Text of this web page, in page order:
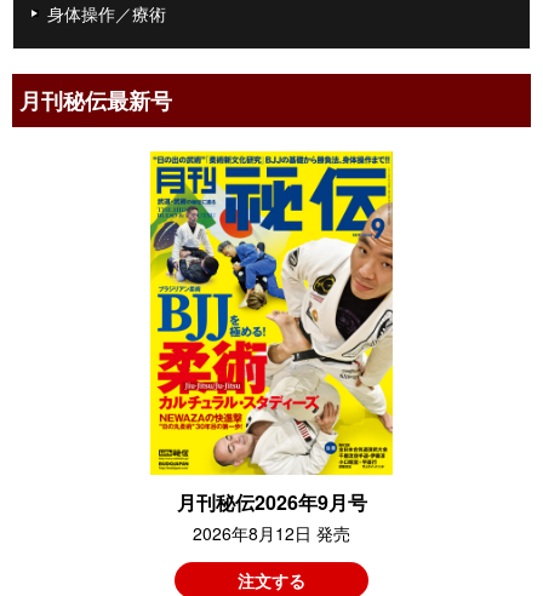
身体操作／療術
月刊秘伝最新号
月刊秘伝2026年9月号
2026年8月12日 発売
注文する